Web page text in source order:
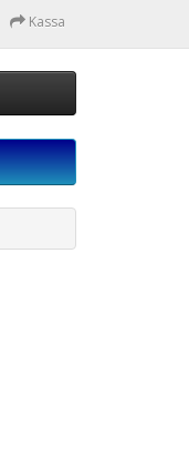
Kassa